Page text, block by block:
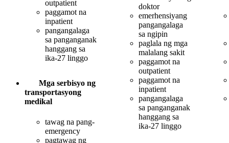
outpatient
paggamot na
inpatient
pangangalaga
sa panganganak
hanggang sa
ika-27 linggo
Mga serbisyo ng
transportasyong
medikal
tawag na pang-
emergency
pagtawag ng
doktor
emerhensiyang
pangangalaga
sa ngipin
paglala ng mga
malalang sakit
paggamot na
outpatient
paggamot na
inpatient
pangangalaga
sa panganganak
hanggang sa
ika-27 linggo